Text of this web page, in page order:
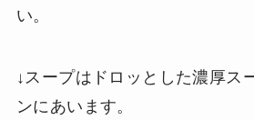
い。
↓スープはドロッとした濃厚ス
ンにあいます。